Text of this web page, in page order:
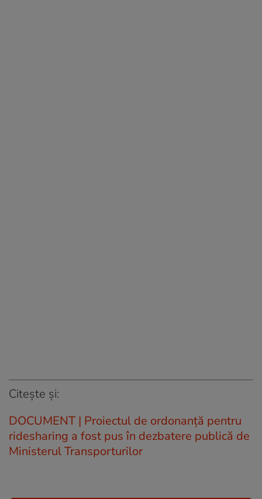
Citește și:
DOCUMENT | Proiectul de ordonanță pentru
ridesharing a fost pus în dezbatere publică de
Ministerul Transporturilor